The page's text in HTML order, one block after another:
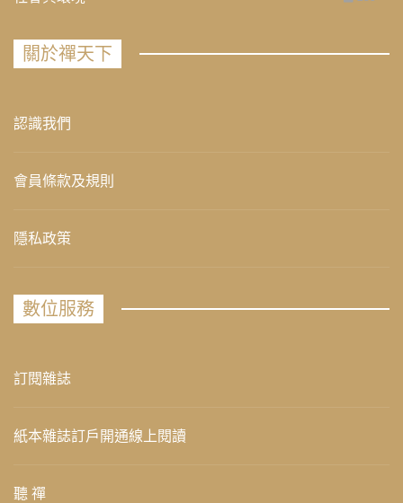
關於禪天下
認識我們
會員條款及規則
隱私政策
數位服務
訂閱雜誌
紙本雜誌訂戶開通線上閱讀
聽 禪